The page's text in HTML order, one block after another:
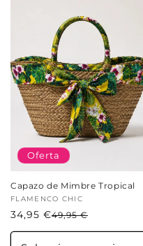
Oferta
Capazo de Mimbre Tropical
Proveedor:
FLAMENCO CHIC
habitual
49,95 €
de
34,95 €